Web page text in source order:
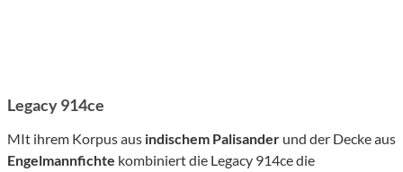
Legacy 914ce
MIt ihrem Korpus aus indischem Palisander und der Decke aus
Engelmannfichte kombiniert die Legacy 914ce die